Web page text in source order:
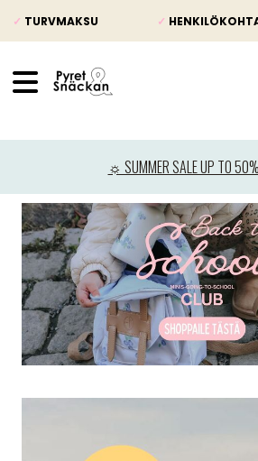
✓ TURVMAKSU ✓
☼ SUMMER SALE UP TO
Lasten
Vauvan
Lapsi &
Lelut ja
Äiti & Isä